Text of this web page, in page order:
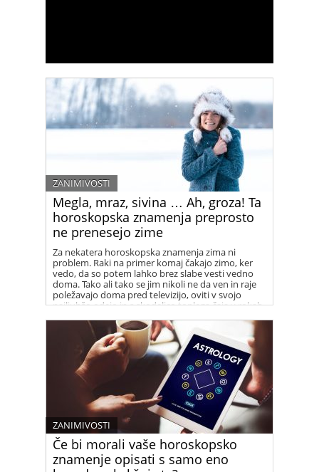
Megla, mraz, sivina … Ah, groza! Ta
horoskopska znamenja preprosto
ne prenesejo zime
ZANIMIVOSTI
Za nekatera horoskopska znamenja zima ni
problem. Raki na primer komaj čakajo zimo, ker
vedo, da so potem lahko brez slabe vesti vedno
doma. Tako ali tako se jim nikoli ne da ven in raje
poležavajo doma pred televizijo, oviti v svojo
najljubšo odejo in s skodelico toplega čaja v rokah.
mora …ste med njimi?
Če bi morali vaše horoskopsko
znamenje opisati s samo eno
ZANIMIVOSTI